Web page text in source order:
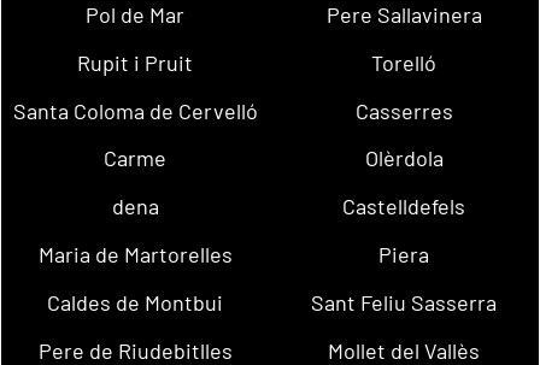
Pol de Mar
Pere Sallavinera
Rupit i Pruit
Torelló
Santa Coloma de Cervelló
Casserres
Carme
Olèrdola
dena
Castelldefels
Maria de Martorelles
Piera
Caldes de Montbui
Sant Feliu Sasserra
Pere de Riudebitlles
Mollet del Vallès